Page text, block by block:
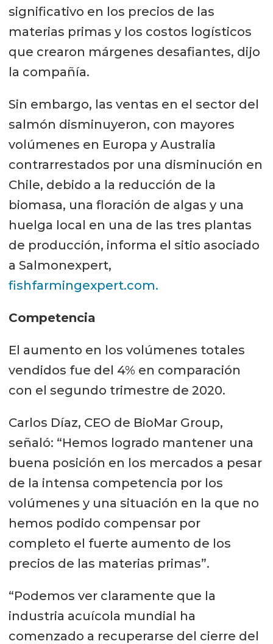
significativo en los precios de las
materias primas y los costos logísticos
que crearon márgenes desafiantes, dijo
la compañía.
Sin embargo, las ventas en el sector del
salmón disminuyeron, con mayores
volúmenes en Europa y Australia
contrarrestados por una disminución en
Chile, debido a la reducción de la
biomasa, una floración de algas y una
huelga local en una de las tres plantas
de producción, informa el sitio asociado
a Salmonexpert,
fishfarmingexpert.com.
Competencia
El aumento en los volúmenes totales
vendidos fue del 4% en comparación
con el segundo trimestre de 2020.
Carlos Díaz, CEO de BioMar Group,
señaló: “Hemos logrado mantener una
buena posición en los mercados a pesar
de la intensa competencia por los
volúmenes y una situación en la que no
hemos podido compensar por
completo el fuerte aumento de los
precios de las materias primas”.
“Podemos ver claramente que la
industria acuícola mundial ha
comenzado a recuperarse del cierre del